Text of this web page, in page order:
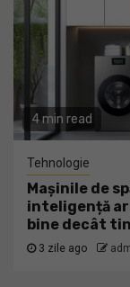
4 min read
Tehnologie
Mașinile de
inteligență
bine decât
3 zile ago